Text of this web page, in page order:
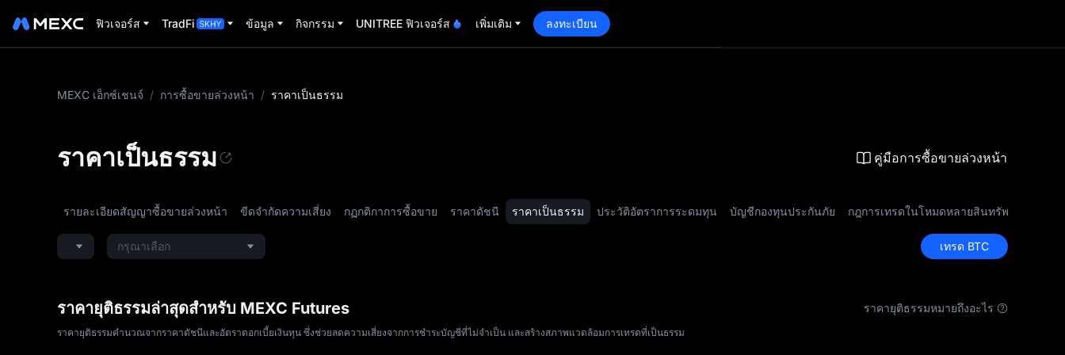
ฟิวเจอร์ส TradFi ข้อมูล กิจกรรม UNITREE ฟิวเจอร์ส เพิ่มเติม ลงทะเบียน
MEXC เอ็กซ์เชนจ์ / การซื้อขายล่วงหน้า / ราคาเป็นธรรม
ราคาเป็นธรรม คู่มือการซื้อขายล่วงหน้า
รายละเอียดสัญญาซื้อขายล่วงหน้า ขีดจำกัดความเสี่ยง กฏกติกาการซื้อขาย ราคาดัชนี ราคาเป็นธรรม ประวัติอัตราการระดมทุน บัญชีกองทุนประกันภัย กฎการเทรดในโหมดหลายสินทรัพย์
กรุณาเลือก เทรด BTC
ราคายุติธรรมล่าสุดสำหรับ MEXC Futures ราคายุติธรรมหมายถึงอะไร
ราคายุติธรรมคำนวณจากราคาดัชนีและอัตราดอกเบี้ยเงินทุน ซึ่งช่วยลดความเสี่ยงจากการชำระบัญชีที่ไม่จำเป็น และสร้างสภาพแวดล้อมการเทรดที่เป็นธรรม